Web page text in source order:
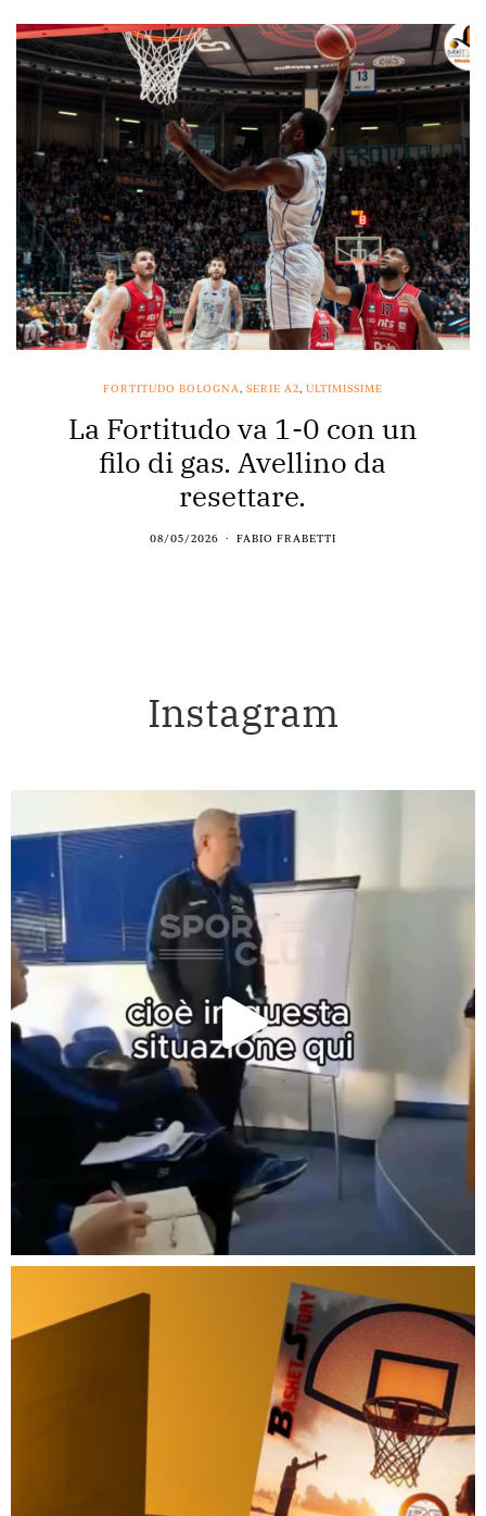
FORTITUDO BOLOGNA, SERIE A2, ULTIMISSIME
La Fortitudo va 1-0 con un
filo di gas. Avellino da
resettare.
08/05/2026 FABIO FRABETTI
Instagram